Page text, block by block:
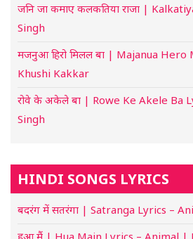
जनि जा कमाए कलकतिया राजा |
Singh
मजनुआ हिरो मिलल बा | Majanua Hero
Khushi Kakkar
रोवे के अकेले बा | Rowe Ke Akele Ba
Singh
HINDI SONGS LYRICS
बदरंग में सतरंगा | Satranga Lyrics –
हुआ मैं | Hua Main Lyrics – Animal |